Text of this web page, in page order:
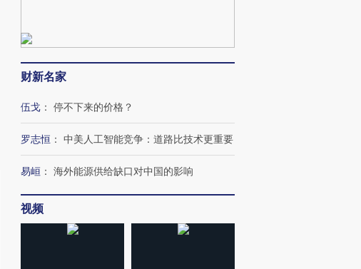
财新名家
伍戈 ： 停不下来的价格？
罗志恒 ： 中美人工智能竞争：道路比技术更重要
易峘 ： 海外能源供给缺口对中国的影响
视频